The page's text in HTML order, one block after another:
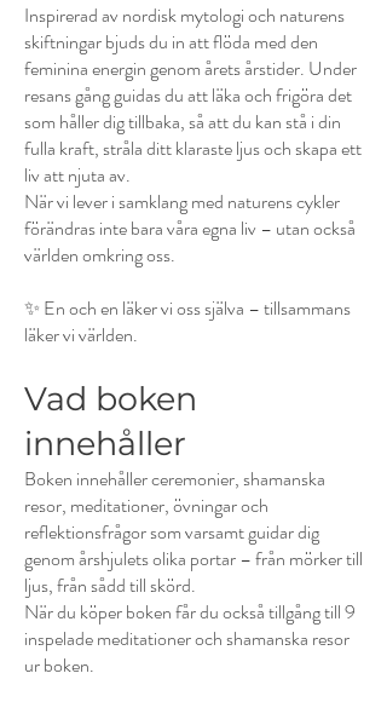
Inspirerad av nordisk mytologi och naturens
skiftningar bjuds du in att flöda med den
feminina energin genom årets årstider. Under
resans gång guidas du att läka och frigöra det
som håller dig tillbaka, så att du kan stå i din
fulla kraft, stråla ditt klaraste ljus och skapa ett
liv att njuta av.
När vi lever i samklang med naturens cykler
förändras inte bara våra egna liv – utan också
världen omkring oss.
✨ En och en läker vi oss själva – tillsammans
läker vi världen.
Vad boken
innehåller
Boken innehåller ceremonier, shamanska
resor, meditationer, övningar och
reflektionsfrågor som varsamt guidar dig
genom årshjulets olika portar – från mörker till
ljus, från sådd till skörd.
När du köper boken får du också tillgång till 9
inspelade meditationer och shamanska resor
ur boken.